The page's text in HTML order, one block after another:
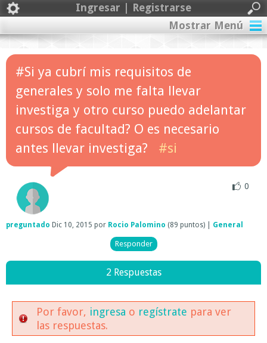
Ingresar | Registrarse
Mostrar Menú
#Si ya cubrí mis requisitos de
generales y solo me falta llevar
investiga y otro curso puedo adelantar
cursos de facultad? O es necesario
antes llevar investiga?
#si
0
preguntado Dic 10, 2015 por Rocio Palomino (89 puntos) General
2 Respuestas
Por favor, ingresa o regístrate para ver
las respuestas.